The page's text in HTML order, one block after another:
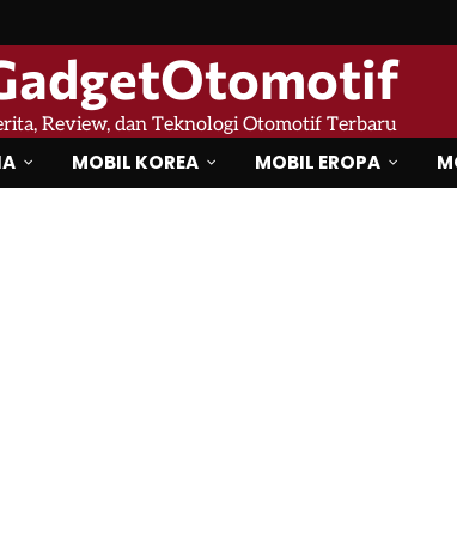
Review, dan Teknologi Otomotif Terbaru
MOBIL KOREA MOBIL EROPA